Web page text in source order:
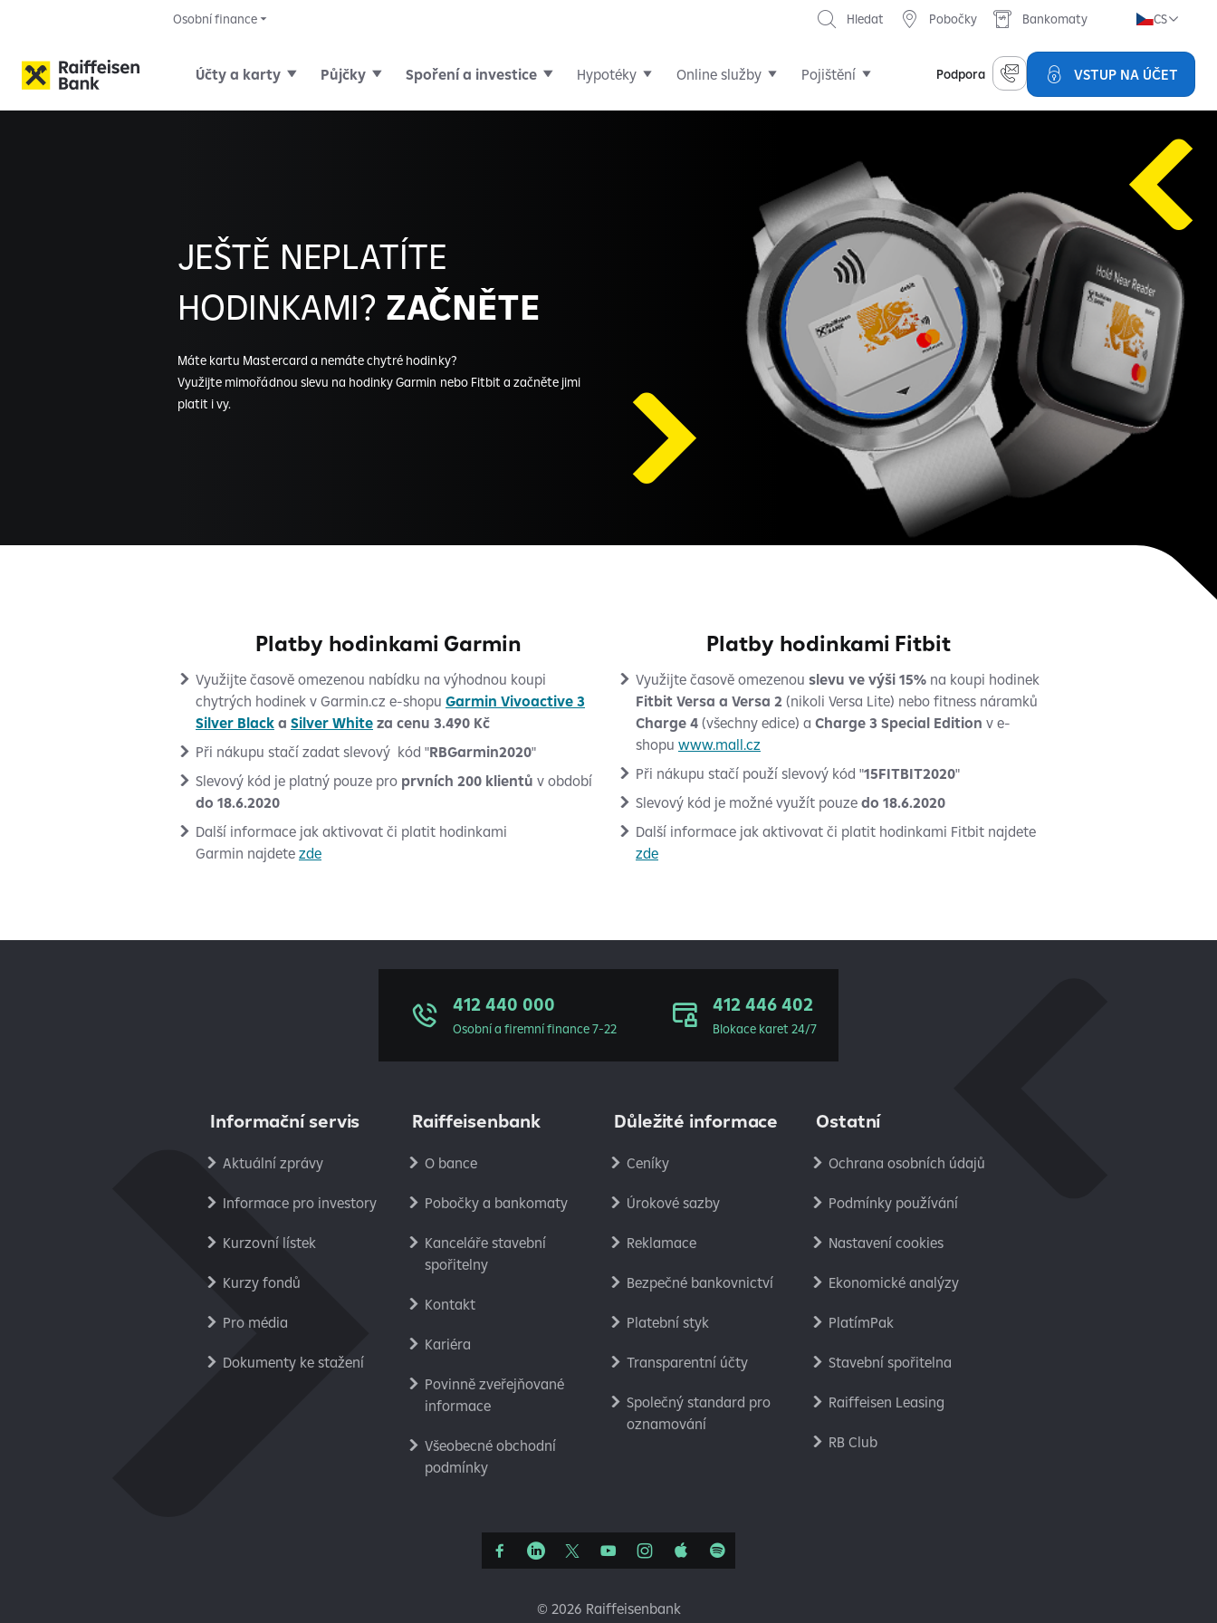
Účty a karty Půjčky Spoření a investice Hypotéky Online služby Pojištění Podpora VSTUP NA ÚČET
Osobní finance CS
Hledat Pobočky Bankomaty
JEŠTĚ NEPLATÍTE
HODINKAMI? ZAČNĚTE
Máte kartu Mastercard a nemáte chytré hodinky?
Využijte mimořádnou slevu na hodinky Garmin nebo Fitbit a začněte jimi
platit i vy.
Platby hodinkami Garmin
Využijte časově omezenou nabídku na výhodnou koupi
chytrých hodinek v Garmin.cz e-shopu Garmin Vivoactive 3
Silver Black a Silver White za cenu 3.490 Kč
Při nákupu stačí zadat slevový kód "RBGarmin2020"
Slevový kód je platný pouze pro prvních 200 klientů v období
do 18.6.2020
Další informace jak aktivovat či platit hodinkami
Garmin najdete zde
Platby hodinkami Fitbit
Využijte časově omezenou slevu ve výši 15% na koupi hodinek
Fitbit Versa a Versa 2 (nikoli Versa Lite) nebo fitness náramků
Charge 4 (všechny edice) a Charge 3 Special Edition v e-
shopu www.mall.cz
Při nákupu stačí použí slevový kód "15FITBIT2020"
Slevový kód je možné využít pouze do 18.6.2020
Další informace jak aktivovat či platit hodinkami Fitbit najdete
zde
412 440 000
Osobní a firemní finance 7-22
412 446 402
Blokace karet 24/7
Informační servis
Aktuální zprávy
Informace pro investory
Kurzovní lístek
Kurzy fondů
Pro média
Dokumenty ke stažení
Raiffeisenbank
O bance
Pobočky a bankomaty
Kanceláře stavební
spořitelny
Kontakt
Kariéra
Povinně zveřejňované
informace
Všeobecné obchodní
podmínky
Důležité informace
Ceníky
Úrokové sazby
Reklamace
Bezpečné bankovnictví
Platební styk
Transparentní účty
Společný standard pro
oznamování
Ostatní
Ochrana osobních údajů
Podmínky používání
Nastavení cookies
Ekonomické analýzy
PlatímPak
Stavební spořitelna
Raiffeisen Leasing
RB Club
© 2026 Raiffeisenbank